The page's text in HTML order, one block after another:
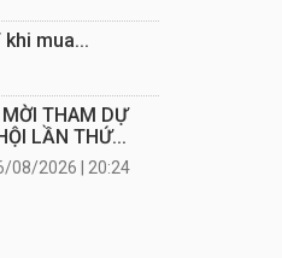
khi mua...
THAM DỰ
LẦN THỨ...
08/2026 | 20:24